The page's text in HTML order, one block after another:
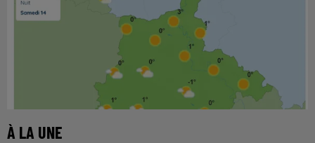
À LA UNE